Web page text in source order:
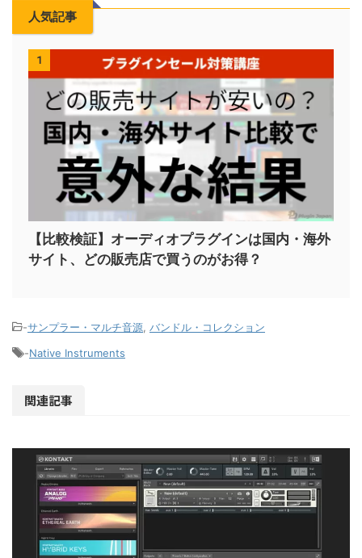
人気記事
1
【比較検証】オーディオプラグインは国内・海外
サイト、どの販売店で買うのがお得？
-サンプラー・マルチ音源 バンドル・コレクション
-Native Instruments
関連記事